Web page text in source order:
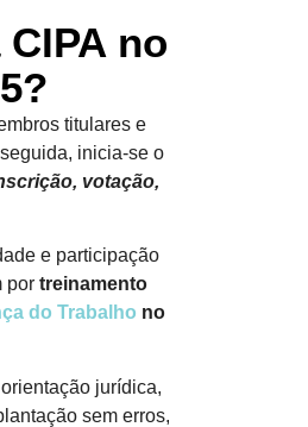
no
titulares e
inicia-se o
votação,
e participação
por treinamento
do Trabalho no
jurídica,
sem erros,